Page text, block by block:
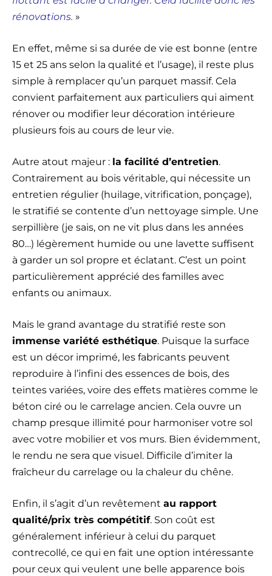
rénovations. »
En effet, même si sa durée de vie est bonne (entre
15 et 25 ans selon la qualité et l’usage), il reste plus
simple à remplacer qu’un parquet massif. Cela
convient parfaitement aux particuliers qui aiment
rénover ou modifier leur décoration intérieure
plusieurs fois au cours de leur vie.
Autre atout majeur : la facilité d’entretien.
Contrairement au bois véritable, qui nécessite un
entretien régulier (huilage, vitrification, ponçage),
le stratifié se contente d’un nettoyage simple. Une
serpillière (je sais, on ne vit plus dans les années
80…) légèrement humide ou une lavette suffisent
à garder un sol propre et éclatant. C’est un point
particulièrement apprécié des familles avec
enfants ou animaux.
Mais le grand avantage du stratifié reste son
immense variété esthétique. Puisque la surface
est un décor imprimé, les fabricants peuvent
reproduire à l’infini des essences de bois, des
teintes variées, voire des effets matières comme le
béton ciré ou le carrelage ancien. Cela ouvre un
champ presque illimité pour harmoniser votre sol
avec votre mobilier et vos murs. Bien évidemment,
le rendu ne sera que visuel. Difficile d’imiter la
fraîcheur du carrelage ou la chaleur du chêne.
Enfin, il s’agit d’un revêtement au rapport
qualité/prix très compétitif. Son coût est
généralement inférieur à celui du parquet
contrecollé, ce qui en fait une option intéressante
pour ceux qui veulent une belle apparence bois